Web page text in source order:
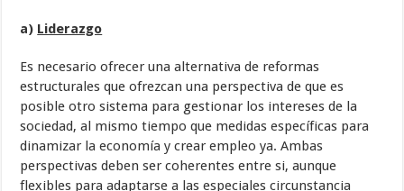
a) Liderazgo
Es necesario ofrecer una alternativa de reformas
estructurales que ofrezcan una perspectiva de que es
posible otro sistema para gestionar los intereses de la
sociedad, al mismo tiempo que medidas específicas para
dinamizar la economía y crear empleo ya. Ambas
perspectivas deben ser coherentes entre si, aunque
flexibles para adaptarse a las especiales circunstancia